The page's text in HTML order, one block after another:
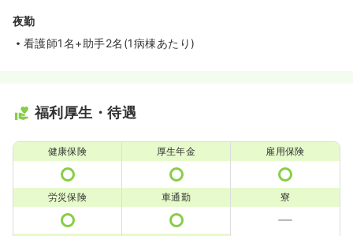
夜勤
看護師1名+助手2名(1病棟あたり)
福利厚生・待遇
健康保険 厚生年金 雇用保険
労災保険 車通勤 寮